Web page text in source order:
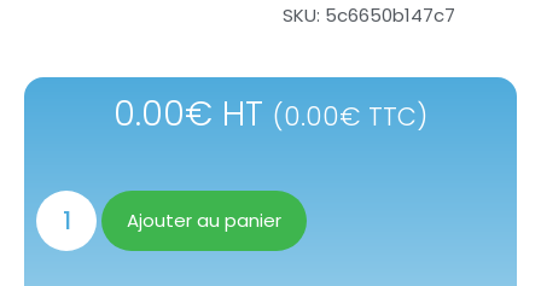
SKU: 5c6650b147c7
0.00€ HT (0.00€ TTC)
Ajouter au panier